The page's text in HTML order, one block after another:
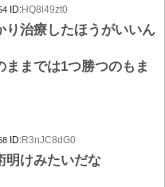
ID:HQ8l49zt0
り治療したほうがいいん
までは1つ勝つのもま
ID:R3nJC8dG0
明けみたいだな